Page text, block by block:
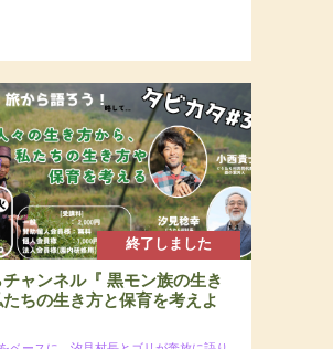
終了しました
チャンネル『 黒モン族の生き
ちの生き方と保育を考えよ